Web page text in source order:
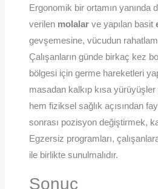
Ergonomik bir ortamın yanında
verilen molalarve yapılan basit
gevşemesine, vücudun
Çalışanların günde birkaç kez
bölgesi için germe hareketleri
masadan kalkıp kısa
hem fiziksel sağlık açısından
sonrası pozisyon değiştirmek,
Egzersiz programları,
ile birlikte sunulmalıdır.
Sonuç